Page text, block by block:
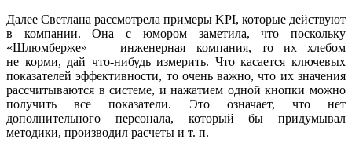
Далее Светлана рассмотрела примеры KPI, которые действуют
в компании. Она с юмором заметила, что поскольку
«Шлюмберже» — инженерная компания, то их хлебом
не корми, дай что-нибудьизмерить. Что касается ключевых
показателей эффективности, то очень важно, что их значения
рассчитываются в системе, и нажатием одной кнопки можно
получить все показатели. Это означает, что нет
дополнительного персонала, который бы придумывал
методики, производил расчеты и т. п.